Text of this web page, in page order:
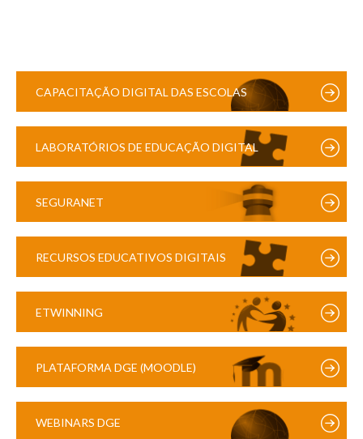
CAPACITAÇÃO DIGITAL DAS ESCOLAS
LABORATÓRIOS DE EDUCAÇÃO DIGITAL
SEGURANET
RECURSOS EDUCATIVOS DIGITAIS
ETWINNING
PLATAFORMA DGE (MOODLE)
WEBINARS DGE